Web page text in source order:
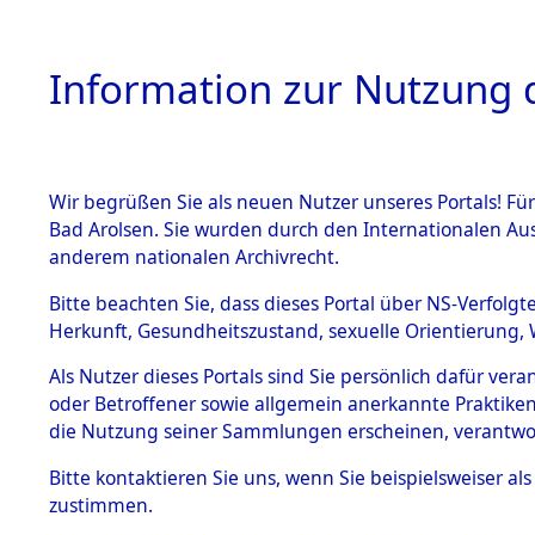
HOME
BESTÄNDE
Inhaftierungsdoku
mente
5. Verschiedenes
Todesmärsche
5.3.1 Alliierte
Information zur Nutzung
Wir begrüßen Sie als neuen Nutzer unseres Portals!
Bad Arolsen. Sie wurden durch den Internationalen
anderem nationalen Archivrecht.
Bitte beachten Sie, dass dieses Portal über NS-
Herkunft, Gesundheitszustand, sexuelle
Als Nutzer dieses Portals sind Sie persönlich dafür
oder Betroffener sowie allgemein anerkannte
die Nutzung seiner Sammlungen erscheinen,
Bitte kontaktieren Sie uns, wenn Sie beispielsweiser
zustimmen.